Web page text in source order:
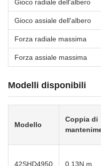
Gioco radiale dell'albero
Gioco assiale dell'albero
Forza radiale massima
Forza assiale massima
Modelli disponibili
Modello
Coppia di
42SHD4950 0.13N.m